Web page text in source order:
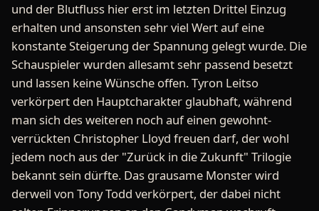
und der Blutfluss hier erst im letzten Drittel Einzug
erhalten und ansonsten sehr viel Wert auf eine
konstante Steigerung der Spannung gelegt wurde. Die
Schauspieler wurden allesamt sehr passend besetzt
und lassen keine Wünsche offen. Tyron Leitso
verkörpert den Hauptcharakter glaubhaft, während
man sich des weiteren noch auf einen gewohnt-
verrückten Christopher Lloyd freuen darf, der wohl
jedem noch aus der "Zurück in die Zukunft" Trilogie
bekannt sein dürfte. Das grausame Monster wird
derweil von Tony Todd verkörpert, der dabei nicht